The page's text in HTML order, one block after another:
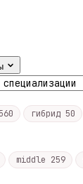
560 гибрид 50
middle 259